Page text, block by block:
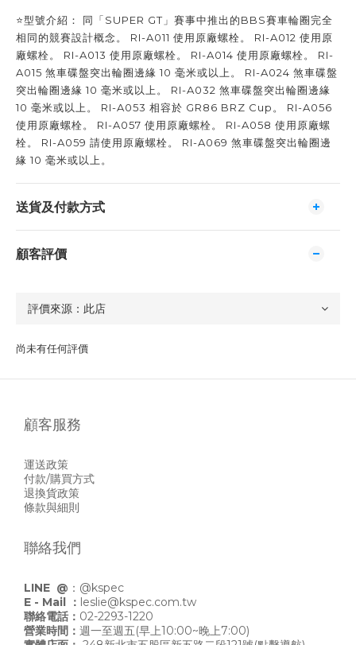
⭐️型號介紹： 同「SUPER GT」賽事中推出的BBS賽車輪圈完全
相同的競賽設計概念。 RI-A011 使用原廠螺栓。 RI-A012 使用原
廠螺栓。 RI-A013 使用原廠螺栓。 RI-A014 使用原廠螺栓。 RI-
A015 煞車碟盤突出輪圈邊緣 10 毫米或以上。 RI-A024 煞車碟盤
突出輪圈邊緣 10 毫米或以上。 RI-A032 煞車碟盤突出輪圈邊緣
10 毫米或以上。 RI-A053 相容於 GR86 BRZ Cup。 RI-A056
使用原廠螺栓。 RI-A057 使用原廠螺栓。 RI-A058 使用原廠螺
栓。 RI-A059 請使用原廠螺栓。 RI-A069 煞車碟盤突出輪圈邊
緣 10 毫米或以上。
送貨及付款方式
顧客評價
尚未有任何評價
顧客服務
運送政策
付款/購買方式
退換貨政策
條款與細則
聯絡我們
LINE @ ： @kspec
E - Mail ： leslie@kspec.com.tw
聯絡電話： 02-2293-1220
營業時間： 週一至週五(早上10:00~晚上7:00)